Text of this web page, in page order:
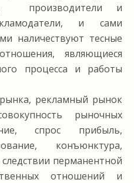
производители и
и сами
наличествуют тесные
являющиеся
процесса и работы
рынка, рекламный рынок
рыночных
спрос прибыль,
конъюнктура,
перманентной
отношений и